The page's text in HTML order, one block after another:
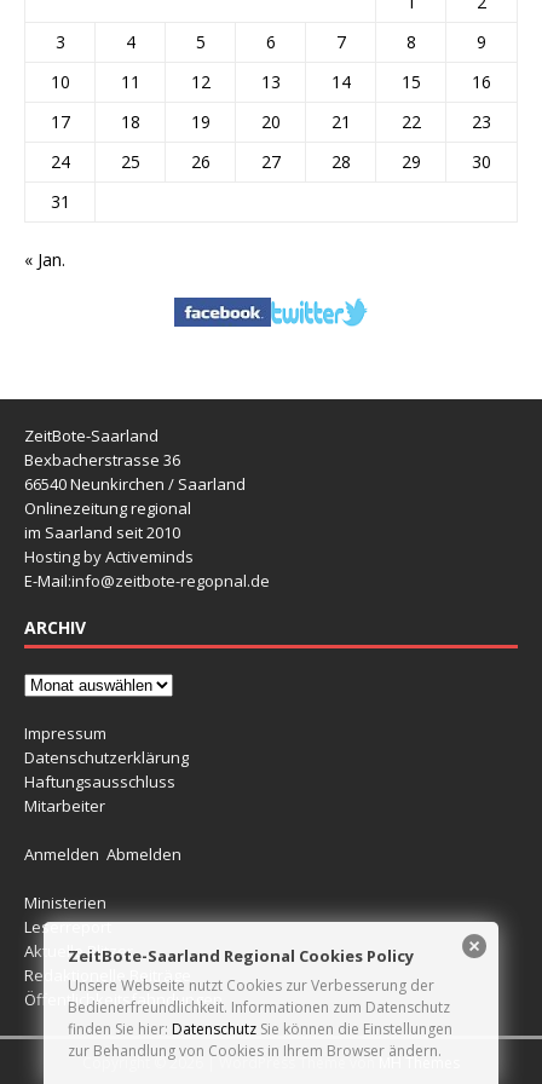
3
4 5 6 7 8
9
10
11 12 13 14 15
16
17
18 19 20 21 22
23
24
25 26 27 28 29
30
31
« Jan.
ZeitBote-Saarland
Bexbacherstrasse 36
66540 Neunkirchen / Saarland
Onlinezeitung regional
im Saarland seit 2010
Hosting by Activeminds
E-Mail:info@zeitbote-regopnal.de
ARCHIV
Impressum
Datenschutzerklärung
Haftungsausschluss
Mitarbeiter
Anmelden Abmelden
Ministerien
Leserreport
Aktuelle Blitzer
Redaktionelle Beiträge
Öffentlichkeitsfahndungen
Copyright © 2026 | WordPress Theme vonMH Themes
ZeitBote-Saarland Regional Cookies Policy
Unsere Webseite nutzt Cookies zur Verbesserung der
Bedienerfreundlichkeit. Informationen zum Datenschutz
finden Sie hier: Datenschutz Sie können die Einstellungen
zur Behandlung von Cookies in Ihrem Browser ändern.